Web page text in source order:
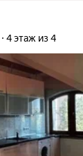
4 этаж из 4